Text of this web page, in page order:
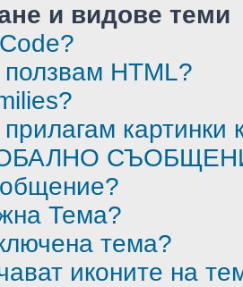
и видове теми
HTML?
Тема?
тема?
иконите на